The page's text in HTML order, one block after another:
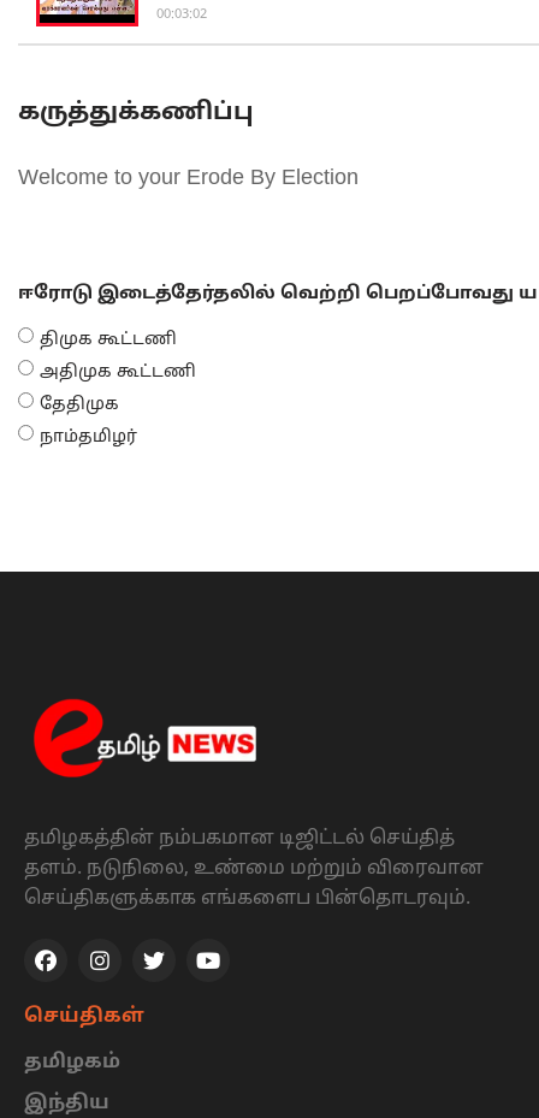
00:03:02
கருத்துக்கணிப்பு
Welcome to your Erode By Election
ஈரோடு இடைத்தேர்தலில் வெற்றி பெறப்போவது
திமுக கூட்டணி
அதிமுக கூட்டணி
தேதிமுக
நாம்தமிழர்
தமிழகத்தின் நம்பகமான டிஜிட்டல் செய்தித்
தளம். நடுநிலை, உண்மை மற்றும் விரைவான
செய்திகளுக்காக எங்களைப பின்தொடரவும்.
செய்திகள்
தமிழகம்
இந்திய